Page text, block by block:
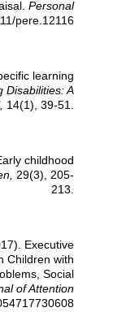
Personal
pere.12116
learning
Disabilities: A
14(1), 39-51.
childhood
29(3), 205-
213.
Executive
Children with
Social
of Attention